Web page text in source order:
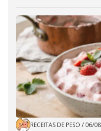
RECEITAS DE PESO / 06/